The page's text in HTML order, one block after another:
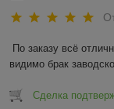
По заказу всё
видимо брак
Сделка